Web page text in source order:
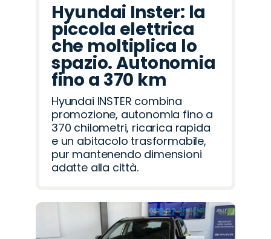
Hyundai Inster: la
piccola elettrica
che moltiplica lo
spazio. Autonomia
fino a 370 km
Hyundai INSTER combina
promozione, autonomia fino a
370 chilometri, ricarica rapida
e un abitacolo trasformabile,
pur mantenendo dimensioni
adatte alla città.